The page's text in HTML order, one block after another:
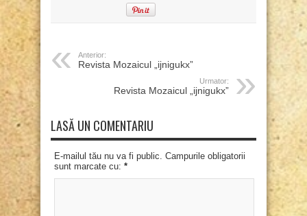
Anterior:
Revista Mozaicul „ijnigukx”
Urmator:
Revista Mozaicul „ijnigukx”
LASĂ UN COMENTARIU
E-mailul tău nu va fi public. Campurile obligatorii
sunt marcate cu: *